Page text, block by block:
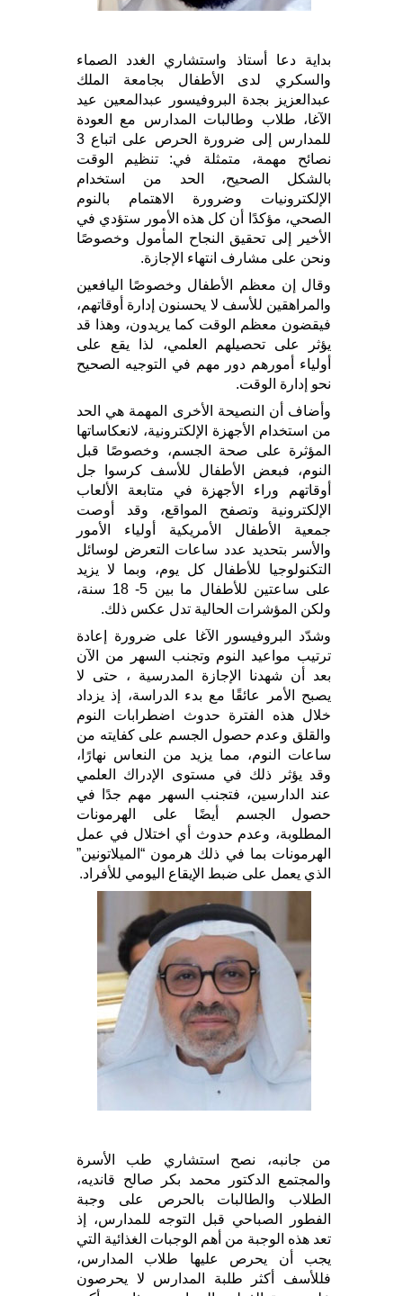
بداية دعا أستاذ واستشاري الغدد الصماء
والسكري لدى الأطفال بجامعة الملك
عبدالعزيز بجدة البروفيسور عبدالمعين عيد
الآغا، طلاب وطالبات المدارس مع العودة
للمدارس إلى ضرورة الحرص على اتباع 3
نصائح مهمة، متمثلة في: تنظيم الوقت
بالشكل الصحيح، الحد من استخدام
الإلكترونيات وضرورة الاهتمام بالنوم
الصحي، مؤكدًا أن كل هذه الأمور ستؤدي في
الأخير إلى تحقيق النجاح المأمول وخصوصًا
ونحن على مشارف انتهاء الإجازة.
وقال إن معظم الأطفال وخصوصًا اليافعين
والمراهقين للأسف لا يحسنون إدارة أوقاتهم،
فيقضون معظم الوقت كما يريدون، وهذا قد
يؤثر على تحصيلهم العلمي، لذا يقع على
أولياء أمورهم دور مهم في التوجيه الصحيح
نحو إدارة الوقت.
وأضاف أن النصيحة الأخرى المهمة هي الحد
من استخدام الأجهزة الإلكترونية، لانعكاساتها
المؤثرة على صحة الجسم، وخصوصًا قبل
النوم، فبعض الأطفال للأسف كرسوا جل
أوقاتهم وراء الأجهزة في متابعة الألعاب
الإلكترونية وتصفح المواقع، وقد أوصت
جمعية الأطفال الأمريكية أولياء الأمور
والأسر بتحديد عدد ساعات التعرض لوسائل
التكنولوجيا للأطفال كل يوم، وبما لا يزيد
على ساعتين للأطفال ما بين 5- 18 سنة،
ولكن المؤشرات الحالية تدل عكس ذلك.
وشدّد البروفيسور الآغا على ضرورة إعادة
ترتيب مواعيد النوم وتجنب السهر من الآن
بعد أن شهدنا الإجازة المدرسية ، حتى لا
يصبح الأمر عائقًا مع بدء الدراسة، إذ يزداد
خلال هذه الفترة حدوث اضطرابات النوم
والقلق وعدم حصول الجسم على كفايته من
ساعات النوم، مما يزيد من النعاس نهارًا،
وقد يؤثر ذلك في مستوى الإدراك العلمي
عند الدارسين، فتجنب السهر مهم جدًا في
حصول الجسم أيضًا على الهرمونات
المطلوبة، وعدم حدوث أي اختلال في عمل
الهرمونات بما في ذلك هرمون “الميلاتونين”
الذي يعمل على ضبط الإيقاع اليومي للأفراد.
من جانبه، نصح استشاري طب الأسرة
والمجتمع الدكتور محمد بكر صالح قانديه،
الطلاب والطالبات بالحرص على وجبة
الفطور الصباحي قبل التوجه للمدارس، إذ
تعد هذه الوجبة من أهم الوجبات الغذائية التي
يجب أن يحرص عليها طلاب المدارس،
فللأسف أكثر طلبة المدارس لا يحرصون